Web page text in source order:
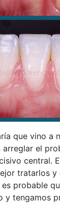
que vino a
el
central.
tratarlos
probable
y tengamos